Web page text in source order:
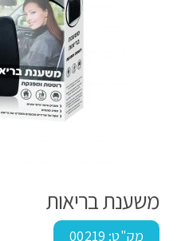
משענת בריאות
מק"ט: 00219